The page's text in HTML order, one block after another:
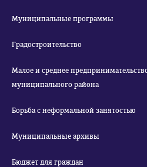
Муниципальные программы
Градостроительство
Малое и среднее
муниципального района
Борьба с неформальной занятостью
Муниципальные архивы
Бюджет для граждан